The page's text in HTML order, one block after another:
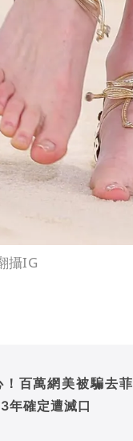
攝IG
百萬網美被騙去菲
確定遭滅口